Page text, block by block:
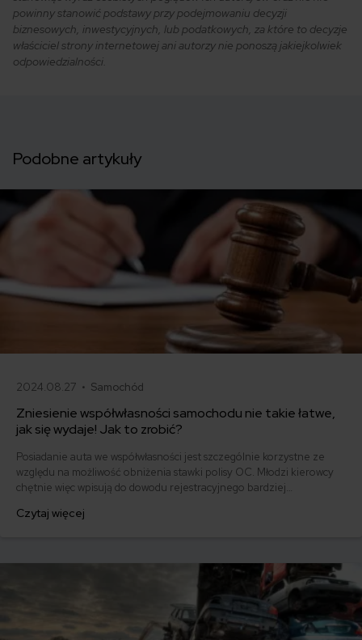
powinny stanowić podstawy przy podejmowaniu decyzji
biznesowych, inwestycyjnych, lub podatkowych, za które to decyzje
właściciel strony internetowej ani autorzy nie ponoszą jakiejkolwiek
odpowiedzialności.
Podobne artykuły
2024.08.27 • Samochód
Zniesienie współwłasności samochodu nie takie łatwe,
jak się wydaje! Jak to zrobić?
Posiadanie auta we współwłasności jest szczególnie korzystne ze
względu na możliwość obniżenia stawki polisy OC. Młodzi kierowcy
chętnie więc wpisują do dowodu rejestracyjnego bardziej
późniejsze zniesienie współwłasności samochodu nie będzie takie
Czytaj więcej